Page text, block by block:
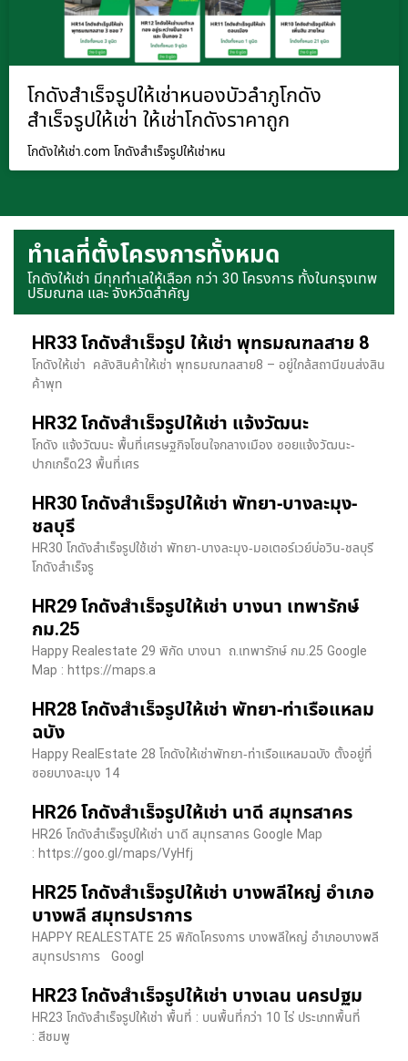
โกดังสำเร็จรูปให้เช่าหนองบัวลำภูโกดัง
สำเร็จรูปให้เช่า ให้เช่าโกดังราคาถูก
โกดังให้เช่า.com โกดังสำเร็จรูปให้เช่าหน
ทำเลที่ตั้งโครงการทั้งหมด
โกดังให้เช่า มีทุกทำเลให้เลือก กว่า 30 โครงการ ทั้งในกรุงเทพ
ปริมณฑล และ จังหวัดสำคัญ
HR33 โกดังสำเร็จรูป ให้เช่า พุทธมณฑลสาย 8
โกดังให้เช่า คลังสินค้าให้เช่า พุทธมณฑลสาย8 – อยู่ใกล้สถานีขนส่งสิน
ค้าพุท
HR32 โกดังสำเร็จรูปให้เช่า แจ้งวัฒนะ
โกดัง แจ้งวัฒนะ พื้นที่เศรษฐกิจโซนใจกลางเมือง ซอยแจ้งวัฒนะ-
ปากเกร็ด23 พื้นที่เศร
HR30 โกดังสำเร็จรูปให้เช่า พัทยา-บางละมุง-
ชลบุรี
HR30 โกดังสำเร็จรูปใช้เช่า พัทยา-บางละมุง-มอเตอร์เวย์บ่อวิน-ชลบุรี
โกดังสำเร็จรู
HR29 โกดังสำเร็จรูปให้เช่า บางนา เทพารักษ์
กม.25
Happy Realestate 29 พิกัด บางนา​ ถ.เทพารักษ์ กม.25 Google
Map : ​https://maps.a
HR28 โกดังสำเร็จรูปให้เช่า พัทยา-ท่าเรือแหลม
ฉบัง
Happy RealEstate 28 โกดังให้เช่าพัทยา-ท่าเรือแหลมฉบัง ตั้งอยู่ที่
ซอยบางละมุง 14
HR26 โกดังสำเร็จรูปให้เช่า นาดี สมุทรสาคร
HR26 โกดังสำเร็จรูปให้เช่า นาดี สมุทรสาคร Google Map
: https://goo.gl/maps/VyHfj
HR25 โกดังสำเร็จรูปให้เช่า บางพลีใหญ่ อำเภอ
บางพลี สมุทรปราการ
HAPPY REALESTATE 25 พิกัดโครงการ บางพลีใหญ่ อำเภอบางพลี
สมุทรปราการ Googl
HR23 โกดังสำเร็จรูปให้เช่า บางเลน นครปฐม
HR23 โกดังสำเร็จรูปให้เช่า พื้นที่ : บนพื้นที่กว่า 10 ไร่ ประเภทพื้นที่
: สีชมพู